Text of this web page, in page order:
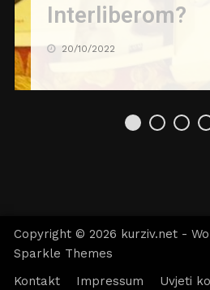
Interliberom?
20/10/2022
Copyright © 2026 kurziv.net -
Sparkle Themes
Kontakt
Impressum Uvjeti